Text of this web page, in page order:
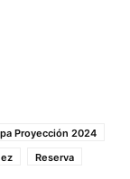
Proyección 2024
Reserva